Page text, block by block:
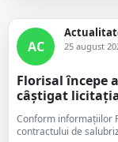
AC 25 august
Florisal începe
câștigat
Conform informațiilor
contractului de